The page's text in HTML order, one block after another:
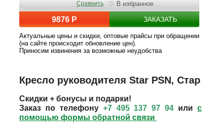
9876 Р ЗАКАЗАТЬ
Сравнить ♡ В избранное
Актуальные цены и скидки, оптовые прайсы при обращении
(на сайте происходит обновление цен).
Приносим извинения за возможные неудобства
Кресло руководителя Star PSN, Стар
Скидки + бонусы и подарки!
Заказ по телефону +7 495 137 97 94 илис
помощью формы обратной связи